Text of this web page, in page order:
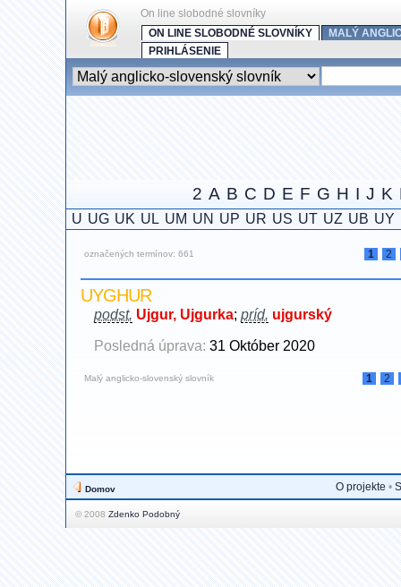
On line slobodné slovníky
ON LINE SLOBODNÉ SLOVNÍKY
MALÝ
PRIHLÁSENIE
2 A B C D E F G H I J K
U UG UK UL UM UN UP UR US UT UZ UB UY
označených termínov: 661 1 2
UYGHUR
podst. Ujgur, Ujgurka; príd. ujgurský
Posledná úprava: 31 Október 2020
Malý anglicko-slovenský slovník 1 2
Domov O projekte •
© 2008 Zdenko Podobný